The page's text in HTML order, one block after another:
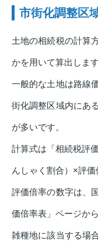
市街化調整区
土地の相続税の計算
かを用いて算出します
一般的な土地は路線
街化調整区域内にあ
が多いです。
計算式は「相続税評
んしゃく割合）×評価
評価倍率の数字は、
価倍率表」ページか
雑種地に該当する場